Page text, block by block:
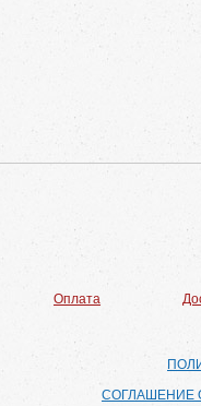
Оплата
СОГЛАШЕНИЕ